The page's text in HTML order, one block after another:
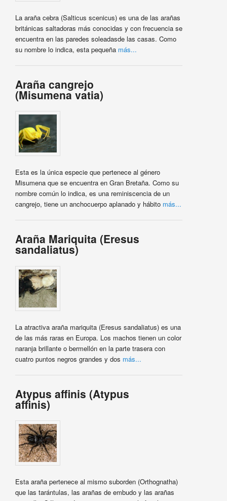
La araña cebra (Salticus scenicus) es una de las arañas
británicas saltadoras más conocidas y con frecuencia se
encuentra en las paredes soleadasde las casas. Como
su nombre lo indica, esta pequeña más...
Araña cangrejo
(Misumena vatia)
Esta es la única especie que pertenece al género
Misumena que se encuentra en Gran Bretaña. Como su
nombre común lo indica, es una reminiscencia de un
cangrejo, tiene un anchocuerpo aplanado y hábito más...
Araña Mariquita (Eresus
sandaliatus)
La atractiva araña mariquita (Eresus sandaliatus) es una
de las más raras en Europa. Los machos tienen un color
naranja brillante o bermellón en la parte trasera con
cuatro puntos negros grandes y dos más...
Atypus affinis (Atypus
affinis)
Esta araña pertenece al mismo suborden (Orthognatha)
que las tarántulas, las arañas de embudo y las arañas